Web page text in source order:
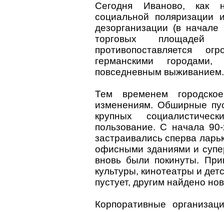
Сегодня Иваново, как
социальной поляризации
дезорганизации (в
торговых
противопоставляется
германскими
повседневным выживанием.
Тем временем
изменениям. Обширные
крупных
пользование. С начала
застраивались сперва
офисными зданиями и
вновь были покинуты.
культуры, кинотеатры и
пустует, другим найдено
Корпоративные